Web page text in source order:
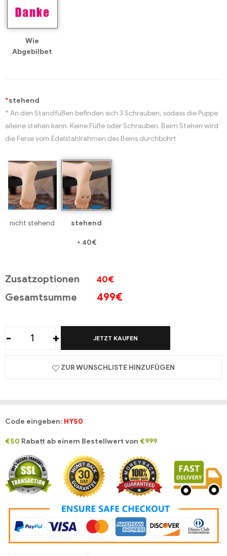
Wie
Abgebilbet
*stehend
* An den Standfüßen befinden sich 3 Schrauben, sodass die Puppe
alleine stehen kann. Keine Füße oder Schrauben. Beim Stehen wird
die Ferse vom Edelstahlrahmen des Beins durchbohrt
nicht stehend stehend
+ 40€
Zusatzoptionen 40€
Gesamtsumme 499€
- + JETZT KAUFEN
ZUR WUNSCHLISTE HINZUFÜGEN
Code eingeben: HY50
€50 Rabatt ab einem Bestellwert von €999